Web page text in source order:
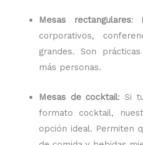
Mesas rectangulares:
corporativos,
grandes. Son
más personas.
Mesas de cocktail: Si
formato cocktail,
opción ideal. Permiten